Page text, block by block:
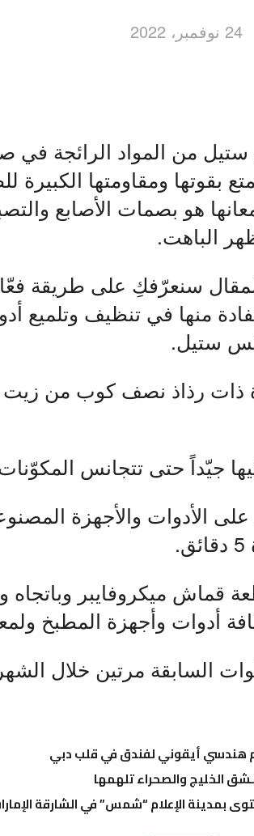
24 نوفمبر، 2022
من المواد الرائجة في
بقوتها ومقاومتها الكبيرة
هو بصمات الأصابع
الباهت.
سنعرّفكِ على طريقة
منها في تنظيف وتلميع
ستيل.
ذات رذاذ نصف كوب من
جيّداً حتى تتجانس
الأدوات والأجهزة
قماش ميكروفايبر وباتجاه
أدوات وأجهزة المطبخ
السابقة مرتين خلال
هندسي أيقوني لفندق في قلب دبي
الخليج والصحراء تلهمها
بمدينة الإعلام “شمس” في الشارقة